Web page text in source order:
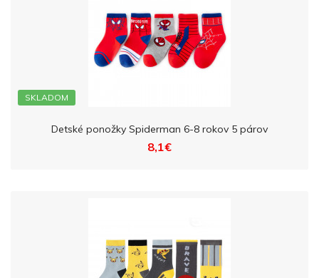
SKLADOM
Detské ponožky Spiderman 6-8 rokov 5 párov
8,1€